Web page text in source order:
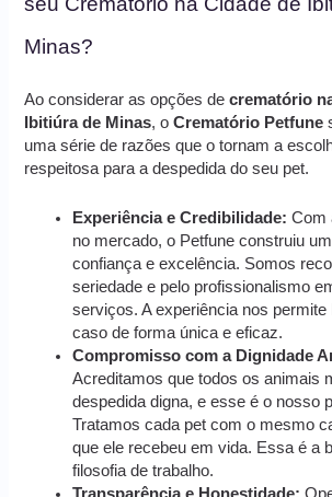
Minas?
Ao considerar as opções decrematório
Ibitiúra de Minas, oCrematório Petfune
uma série de razões que o tornam a
respeitosa para a despedida do seu pet.
Experiência e Credibilidade: Com
no mercado, o Petfune construiu
confiança e excelência. Somos
seriedade e pelo profissionalismo
serviços. A experiência nos permite
caso de forma única e eficaz.
Compromisso com a Dignidade
Acreditamos que todos os animais
despedida digna, e esse é o nosso
Tratamos cada pet com o mesmo
que ele recebeu em vida. Essa é a
filosofia de trabalho.
Transparência e Honestidade: